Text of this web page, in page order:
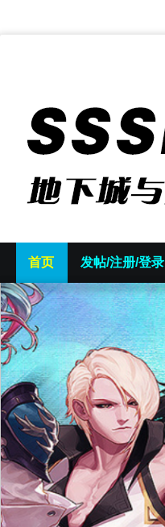
首页 发帖/注册/登录